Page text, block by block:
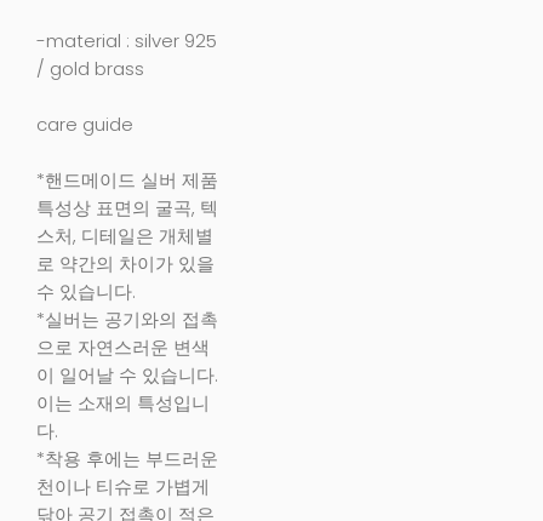
-material : silver 925
/ gold brass
care guide
*핸드메이드 실버 제품
특성상 표면의 굴곡, 텍
스처, 디테일은 개체별
로 약간의 차이가 있을
수 있습니다.
*실버는 공기와의 접촉
으로 자연스러운 변색
이 일어날 수 있습니다.
이는 소재의 특성입니
다.
*착용 후에는 부드러운
천이나 티슈로 가볍게
닦아 공기 접촉이 적은